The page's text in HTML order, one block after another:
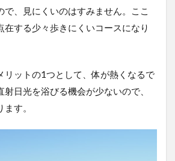
で、見にくいのはすみません。ここ
在する少々歩きにくいコースになり
リットの1つとして、体が熱くなるで
日光を浴びる機会が少ないので、
す。